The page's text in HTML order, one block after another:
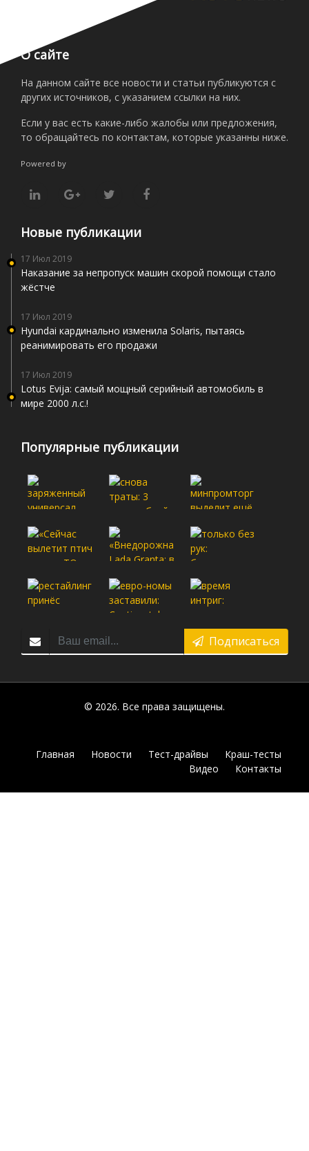
О сайте
На данном сайте все новости и статьи публикуются с
других источников, с указанием ссылки на них.
Если у вас есть какие-либо жалобы или предложения,
то обращайтесь по контактам, которые указанны ниже.
Powered by
Новые публикации
17 Июл 2019
Наказание за непропуск машин скорой помощи стало
жёстче
17 Июл 2019
Hyundai кардинально изменила Solaris, пытаясь
реанимировать его продажи
17 Июл 2019
Lotus Evija: самый мощный серийный автомобиль в
мире 2000 л.с.!
Популярные публикации
Подписаться
© 2026. Все права защищены.
Главная Новости Тест-драйвы
Краш-тесты
Видео
Контакты